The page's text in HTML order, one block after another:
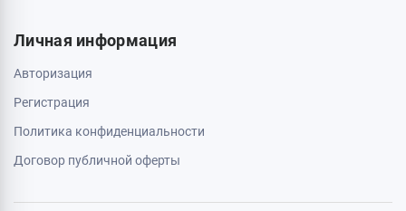
Личная информация
Авторизация
Регистрация
Политика конфиденциальности
Договор публичной оферты